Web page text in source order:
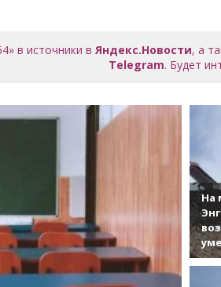
в источники вЯндекс.Новости, а
Telegram. Будет
На